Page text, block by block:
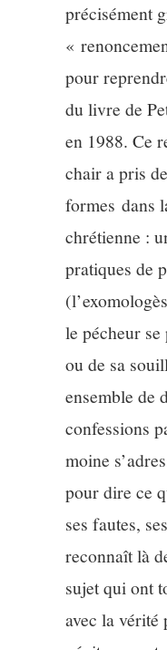
précisément
«
pour
du livre de
en 1988. Ce
chair a pris
formes dans
chrétienne :
pratiques de
le pécheur
ou de sa
ensemble de
confessions
moine
pour dire ce
ses fautes,
reconnaît là
sujet qui ont
avec la